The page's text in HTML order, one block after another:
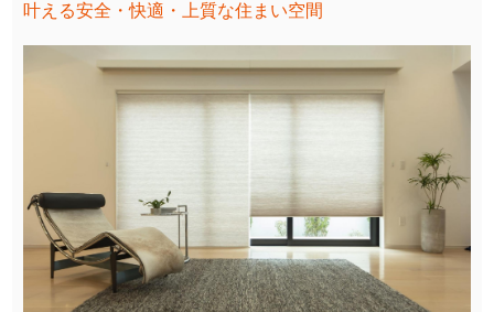
叶える安全・快適・上質な住まい空間